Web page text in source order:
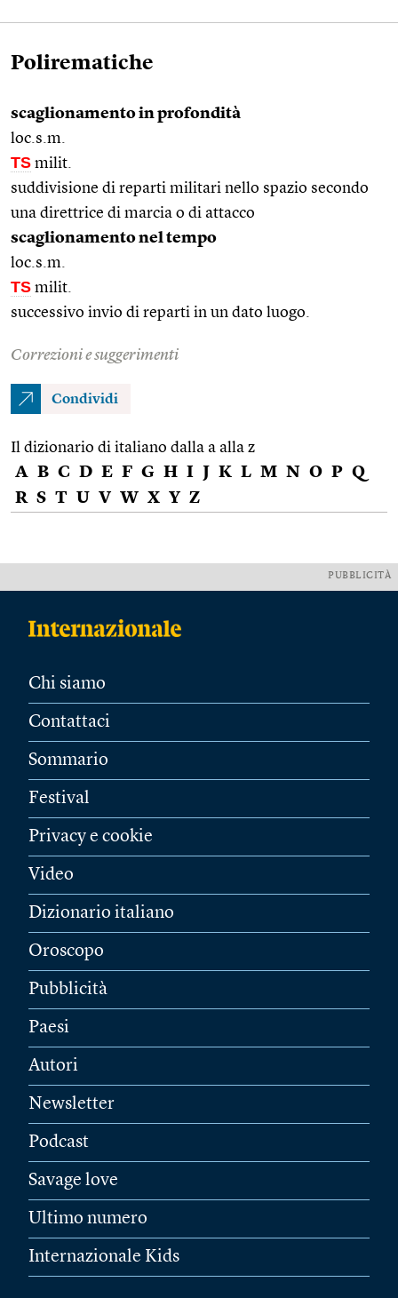
Polirematiche
scaglionamento in profondità
loc.s.m.
TS milit.
suddivisione di reparti militari nello spazio secondo
una direttrice di marcia o di attacco
scaglionamento nel tempo
loc.s.m.
TS milit.
successivo invio di reparti in un dato luogo.
Correzioni e suggerimenti
Condividi
Il dizionario di italiano dalla a alla z
A B C D E F G H I J K L M N O P Q
R S T U V W X Y Z
PUBBLICITÀ
Chi siamo
Contattaci
Sommario
Festival
Privacy e cookie
Video
Dizionario italiano
Oroscopo
Pubblicità
Paesi
Autori
Newsletter
Podcast
Savage love
Ultimo numero
Internazionale Kids